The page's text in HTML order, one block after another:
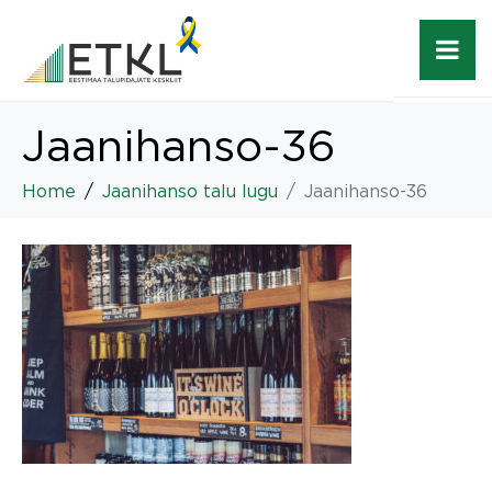
Jaanihanso-36
Home Jaanihanso talu lugu Jaanihanso-36